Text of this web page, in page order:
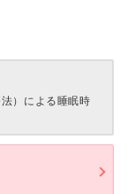
）による睡眠時